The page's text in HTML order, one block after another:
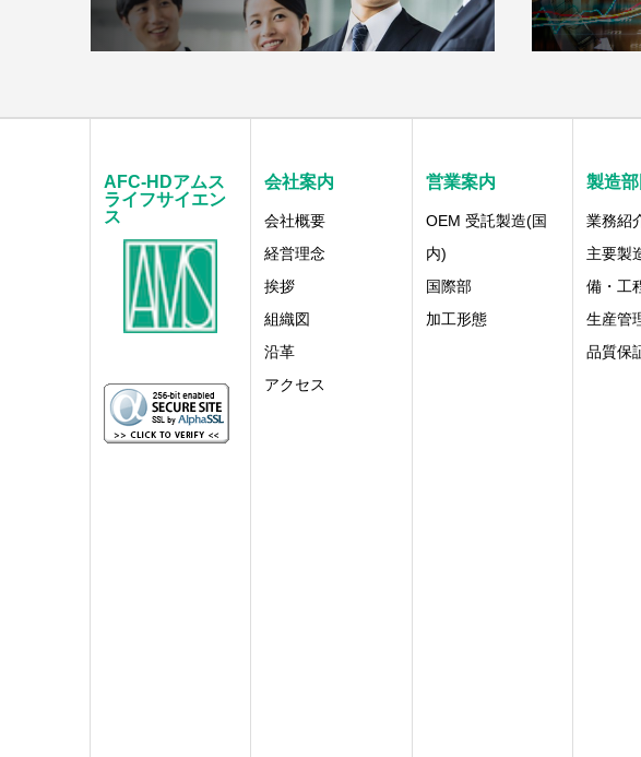
AFC-HDアムス
ライフサイエン
ス
会社案内
会社概要
経営理念
挨拶
組織図
沿革
アクセス
営業案内
OEM 受託製造(国
内)
国際部
加工形態
製造部
業務紹
主要製
備・工
生産管
品質保